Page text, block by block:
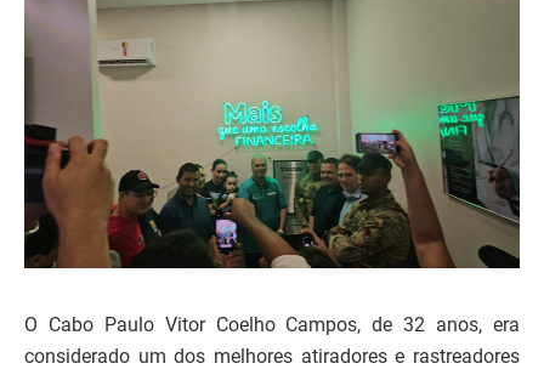
O Cabo Paulo Vitor Coelho Campos, de 32 anos, era
considerado um dos melhores atiradores e rastreadores